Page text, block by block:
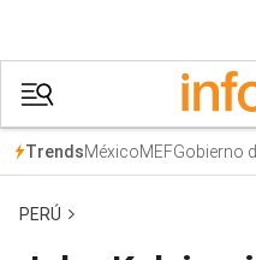
TrendsMéxicoMEFGobierno
PERÚ